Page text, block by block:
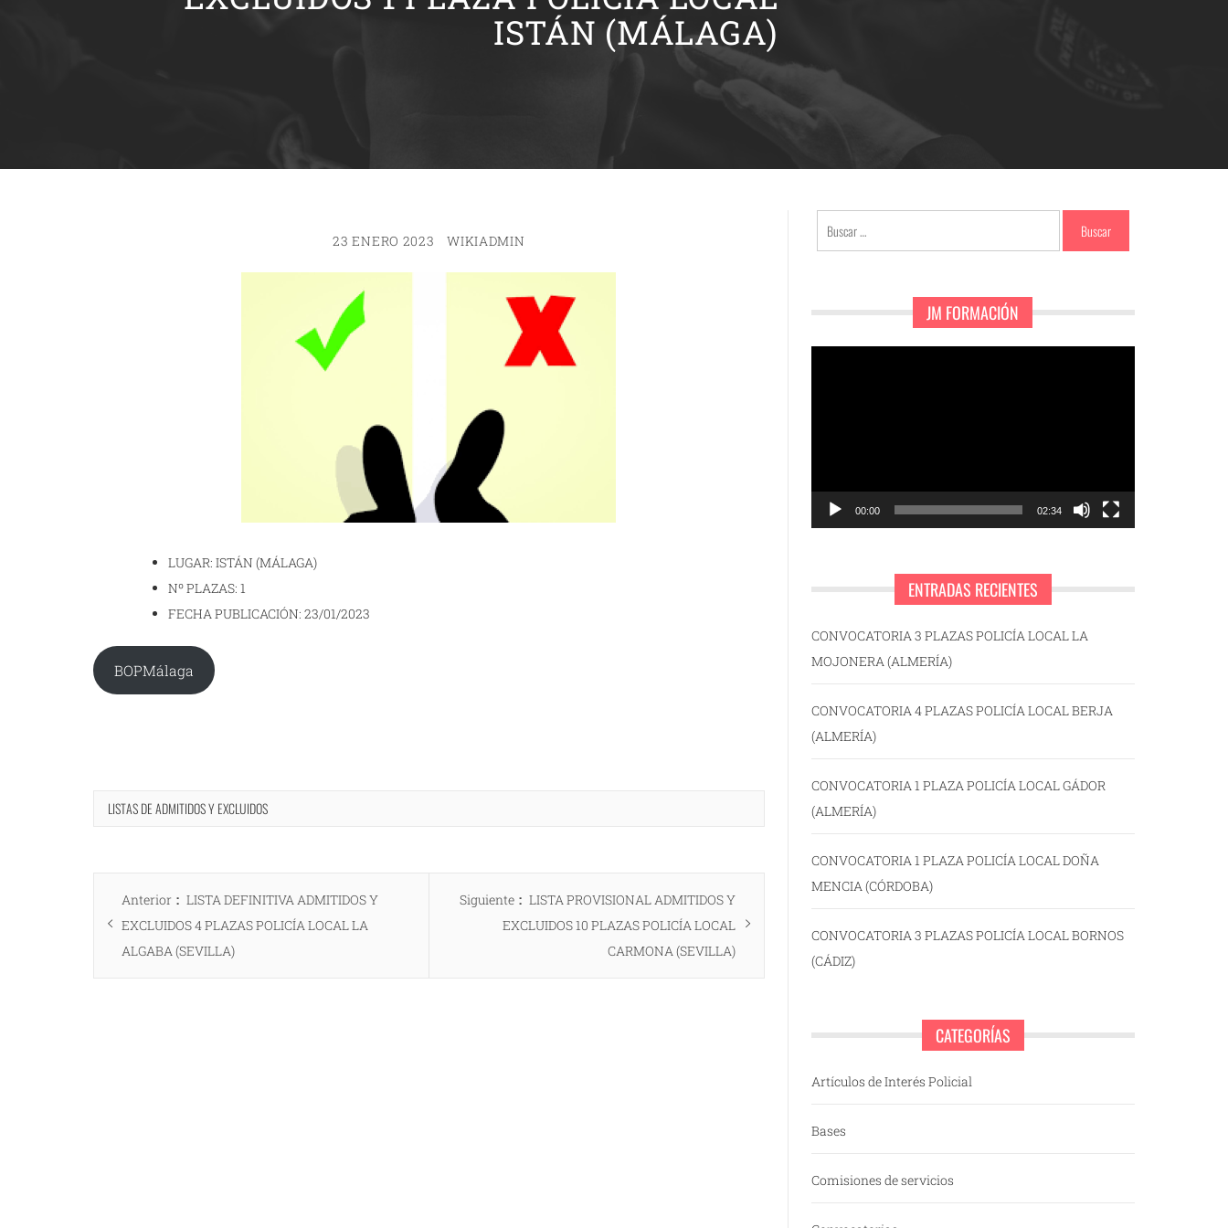
ISTÁN (MÁLAGA)
23 ENERO 2023 WIKIADMIN
LUGAR: ISTÁN (MÁLAGA)
Nº PLAZAS: 1
FECHA PUBLICACIÓN: 23/01/2023
BOPMálaga
LISTAS DE ADMITIDOS Y EXCLUIDOS
Navegación
de
entradas
Anterior
Entrada
anterior:
LISTA DEFINITIVA ADMITIDOS Y
EXCLUIDOS 4 PLAZAS POLICÍA LOCAL LA
ALGABA (SEVILLA)
Siguiente
Entrada
siguiente:
LISTA PROVISIONAL ADMITIDOS Y
EXCLUIDOS 10 PLAZAS POLICÍA LOCAL
CARMONA (SEVILLA)
Buscar:
JM FORMACIÓN
00:00 02:34
ENTRADAS RECIENTES
CONVOCATORIA 3 PLAZAS POLICÍA LOCAL LA
MOJONERA (ALMERÍA)
CONVOCATORIA 4 PLAZAS POLICÍA LOCAL BERJA
(ALMERÍA)
CONVOCATORIA 1 PLAZA POLICÍA LOCAL GÁDOR
(ALMERÍA)
CONVOCATORIA 1 PLAZA POLICÍA LOCAL DOÑA
MENCIA (CÓRDOBA)
CONVOCATORIA 3 PLAZAS POLICÍA LOCAL BORNOS
(CÁDIZ)
CATEGORÍAS
Artículos de Interés Policial
Bases
Comisiones de servicios